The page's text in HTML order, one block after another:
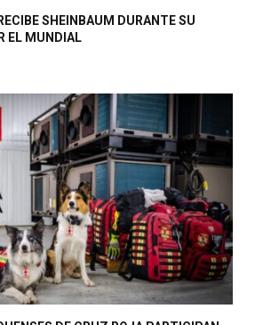
SHEINBAUM DURANTE SU
EL MUNDIAL